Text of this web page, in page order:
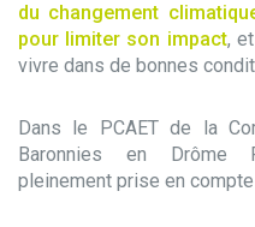
du changement
pour limiter son impact,
vivre dans de bonnes
Dans le PCAET de la
Baronnies en Drôme
pleinement prise en